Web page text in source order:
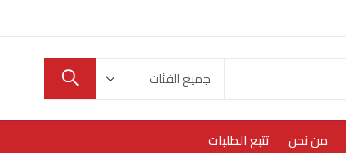
من نحن تتبع الطلبات